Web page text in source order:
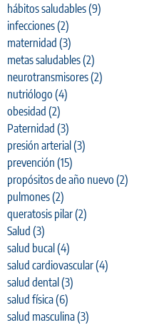
hábitos saludables(9)
infecciones(2)
maternidad (3)
metas saludables(2)
neurotransmisores(2)
nutriólogo (4)
obesidad (2)
Paternidad (3)
presión arterial (3)
prevención (15)
propósitos de año nuevo (2)
pulmones(2)
queratosis pilar(2)
Salud (3)
salud bucal (4)
salud cardiovascular(4)
salud dental (3)
salud física(6)
salud masculina(3)